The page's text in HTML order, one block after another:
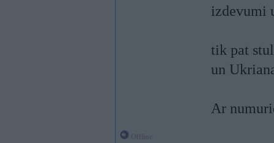
izdevumi
tik pat
un
Ar